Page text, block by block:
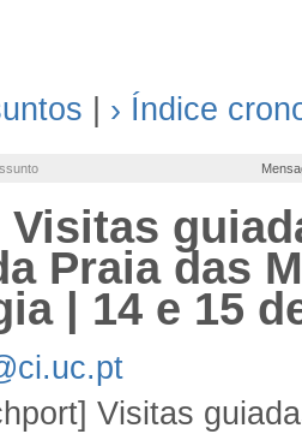
› Índice
Praia das
| 14 e 15
Visitas